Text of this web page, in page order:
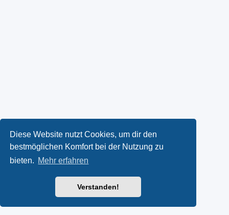
Diese Website nutzt Cookies, um dir den
bestmöglichen Komfort bei der Nutzung zu
bieten. Mehr erfahren
Verstanden!